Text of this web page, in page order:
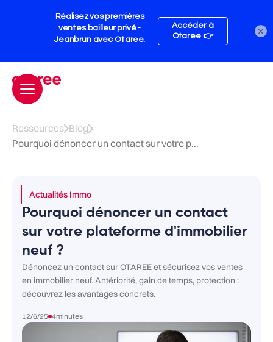
Ressources Blog
Pourquoi dénoncer un contact sur votre p...
Actualités Immo
Pourquoi dénoncer un contact
sur votre plateforme d'immobilier
neuf ?
Dénoncez un contact sur OTAREE et sécurisez vos ventes
en immobilier neuf. Antériorité, gain de temps, protection :
découvrez les avantages concrets.
12/6/25 4minutes
×